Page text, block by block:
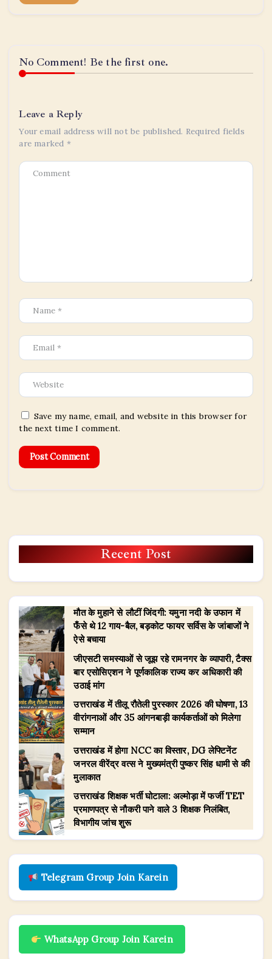
No Comment! Be the first one.
Leave a Reply
Your email address will not be published. Required fields
are marked *
Save my name, email, and website in this browser for
the next time I comment.
Recent Post
मौत के मुहाने से लौटीं जिंदगी: यमुना नदी के उफान में
फँसे थे 12 गाय-बैल, बड़कोट फायर सर्विस के जांबाजों ने
ऐसे बचाया
जीएसटी समस्याओं से जूझ रहे रामनगर के व्यापारी, टैक्स
बार एसोसिएशन ने पूर्णकालिक राज्य कर अधिकारी की
उठाई मांग
उत्तराखंड में तीलू रौतेली पुरस्कार 2026 की घोषणा, 13
वीरांगनाओं और 35 आंगनबाड़ी कार्यकर्ताओं को मिलेगा
सम्मान
उत्तराखंड में होगा NCC का विस्तार, DG लेफ्टिनेंट
जनरल वीरेंद्र वत्स ने मुख्यमंत्री पुष्कर सिंह धामी से की
मुलाकात
उत्तराखंड शिक्षक भर्ती घोटाला: अल्मोड़ा में फर्जी TET
प्रमाणपत्र से नौकरी पाने वाले 3 शिक्षक निलंबित,
विभागीय जांच शुरू
Telegram Group Join Karein
WhatsApp Group Join Karein